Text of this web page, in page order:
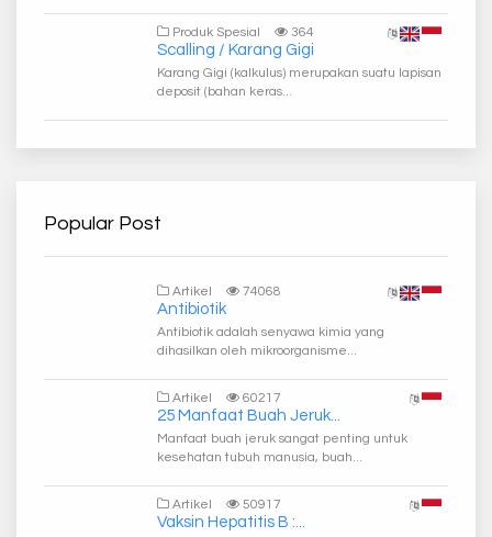
Produk Spesial 364
Scalling / Karang Gigi
Karang Gigi (kalkulus) merupakan suatu lapisan
deposit (bahan keras...
Popular Post
Artikel 74068
Antibiotik
Antibiotik adalah senyawa kimia yang
dihasilkan oleh mikroorganisme...
Artikel 60217
25 Manfaat Buah Jeruk...
Manfaat buah jeruk sangat penting untuk
kesehatan tubuh manusia, buah...
Artikel 50917
Vaksin Hepatitis B :...